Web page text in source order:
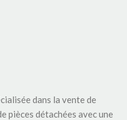
dans la vente de
pièces détachées avec une